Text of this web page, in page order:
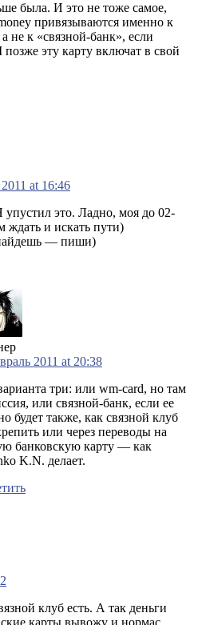
была. И это не тоже самое,
привязываются именно к
не к «связной-банк», если
эту карту включат в свой
at 16:46
это. Ладно, моя до 02-
ждать и искать пути)
— пиши)
2011 at 20:38
три: или wm-card, но там
или связной-банк, если ее
будет также, как связной клуб
или через переводы на
банковскую карту — как
K.N. делает.
клуб есть. А так деньги